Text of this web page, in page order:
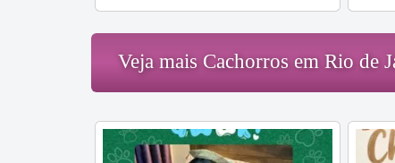
Veja mais Cachorros em Rio de